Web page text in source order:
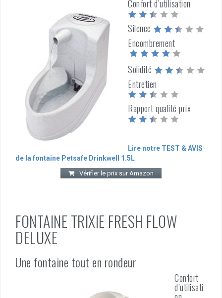
Confort d’utilisation
Silence
Encombrement
Solidité
Entretien
Rapport qualité prix
Lire notre TEST & AVIS
de la fontaine Petsafe Drinkwell 1.5L
Vérifier le prix sur Amazon
FONTAINE TRIXIE FRESH FLOW
DELUXE
Une fontaine tout en rondeur
Confort
d’utilisati